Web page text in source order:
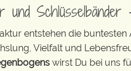
und
entstehen die buntesten
Vielfalt und
wirst Du bei uns